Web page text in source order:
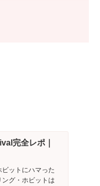
完全レポ｜
ットにハマった
グ・ホビットは